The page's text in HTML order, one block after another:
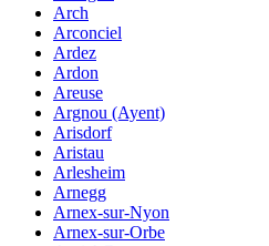
Arch
Arconciel
Ardez
Ardon
Areuse
Argnou (Ayent)
Arisdorf
Aristau
Arlesheim
Arnegg
Arnex-sur-Nyon
Arnex-sur-Orbe